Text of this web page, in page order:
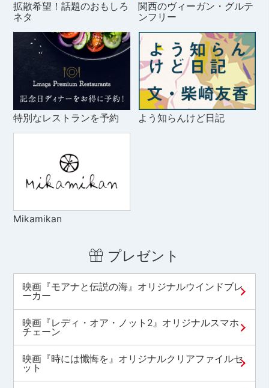
拡散希望！話題のおもしろ
ネタ
関西のヴィーガン・グルテ
ンフリー
特別なレストランを予約 よう知らんけど日記
Mikamikan
プレゼント
映画『モアナと伝説の海』オリジナルウインドブレ
ーカー
映画『レディ・オア・ノット2』オリジナルスマホ
チェーン
映画『時には懺悔を』オリジナルクリアファイルセ
ット